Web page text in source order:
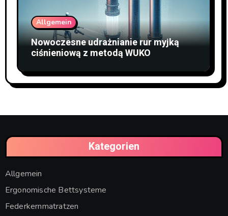
Allgemein
Nowoczesne udrażnianie rur myjką
ciśnieniową z metodą WUKO
Kategorien
Allgemein
Ergonomische Bettsysteme
Federkernmatratzen